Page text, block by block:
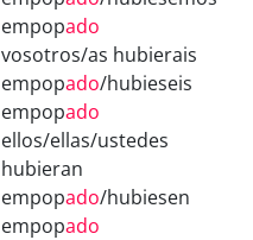
empopado
vosotros/as hubierais
empopado/hubieseis
empopado
ellos/ellas/ustedes
hubieran
empopado/hubiesen
empopado